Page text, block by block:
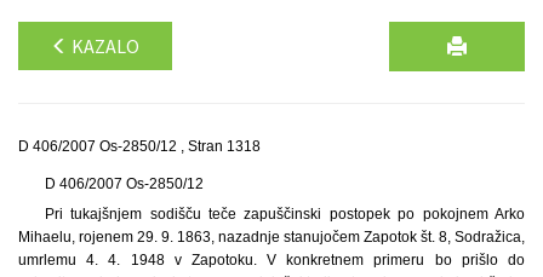
KAZALO
D 406/2007 Os-2850/12 , Stran 1318
D 406/2007 Os-2850/12
Pri tukajšnjem sodišču teče zapuščinski postopek po pokojnem Arko
Mihaelu, rojenem 29. 9. 1863, nazadnje stanujočem Zapotok št. 8, Sodražica,
umrlemu 4. 4. 1948 v Zapotoku. V konkretnem primeru bo prišlo do